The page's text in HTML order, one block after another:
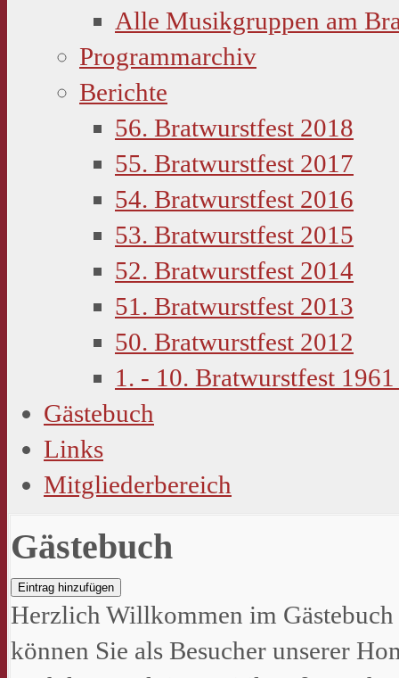
Alle Musikgruppen am
Programmarchiv
Berichte
56. Bratwurstfest 2018
55. Bratwurstfest 2017
54. Bratwurstfest 2016
53. Bratwurstfest 2015
52. Bratwurstfest 2014
51. Bratwurstfest 2013
50. Bratwurstfest 2012
1. - 10. Bratwurstfest
Gästebuch
Links
Mitgliederbereich
Gästebuch
Eintrag hinzufügen
Herzlich Willkommen im
können Sie als Besucher unserer